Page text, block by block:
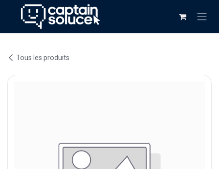
Se rendre au contenu
Tous les produits